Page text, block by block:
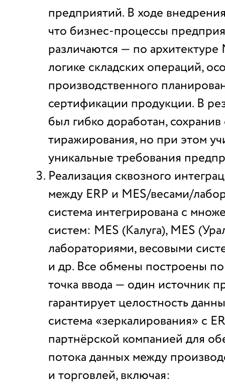
предприятий. В ходе
что бизнес-процессы
различаются — по архитектуре
логике складских операций,
производственного
сертификации продукции. В
был гибко доработан, сохранив
тиражирования, но при этом
уникальные требования
Реализация сквозного
между ERP и MES/весами/
система интегрирована с
систем: MES (Калуга), MES
лабораториями, весовыми
и др. Все обмены построены
точка ввода — один источник
гарантирует целостность
система «зеркалирования» с
партнёрской компанией для
потока данных между
и торговлей, включая: